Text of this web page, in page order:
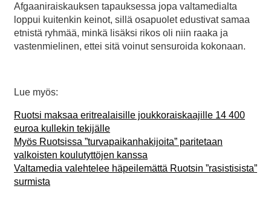
Afgaaniraiskauksen tapauksessa jopa valtamedialta
loppui kuitenkin keinot, sillä osapuolet edustivat samaa
etnistä ryhmää, minkä lisäksi rikos oli niin raaka ja
vastenmielinen, ettei sitä voinut sensuroida kokonaan.
Lue myös:
Ruotsi maksaa eritrealaisille joukkoraiskaajille 14 400
euroa kullekin tekijälle
Myös Ruotsissa ”turvapaikanhakijoita” paritetaan
valkoisten koulutyttöjen kanssa
Valtamedia valehtelee häpeilemättä Ruotsin ”rasistisista”
surmista